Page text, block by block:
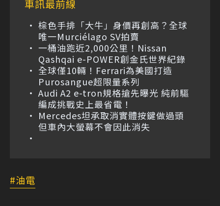
車訊最前線
棕色手排「大牛」身價再創高？全球
唯一Murciélago SV拍賣
一桶油跑近2,000公里！Nissan
Qashqai e-POWER創金氏世界紀錄
全球僅10輛！Ferrari為美國打造
Purosangue超限量系列
Audi A2 e-tron規格搶先曝光 純前驅
編成挑戰史上最省電！
Mercedes坦承取消實體按鍵做過頭
但車內大螢幕不會因此消失
油電